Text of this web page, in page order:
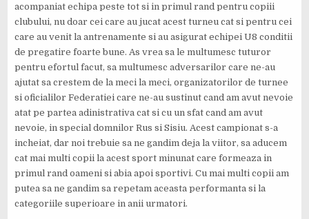
acompaniat echipa peste tot si in primul rand pentru copiii
clubului, nu doar cei care au jucat acest turneu cat si pentru cei
care au venit la antrenamente si au asigurat echipei U8 conditii
de pregatire foarte bune. As vrea sa le multumesc tuturor
pentru efortul facut, sa multumesc adversarilor care ne-au
ajutat sa crestem de la meci la meci, organizatorilor de turnee
si oficialilor Federatiei care ne-au sustinut cand am avut nevoie
atat pe partea adinistrativa cat si cu un sfat cand am avut
nevoie, in special domnilor Rus si Sisiu. Acest campionat s-a
incheiat, dar noi trebuie sa ne gandim deja la viitor, sa aducem
cat mai multi copii la acest sport minunat care formeaza in
primul rand oameni si abia apoi sportivi. Cu mai multi copii am
putea sa ne gandim sa repetam aceasta performanta si la
categoriile superioare in anii urmatori.